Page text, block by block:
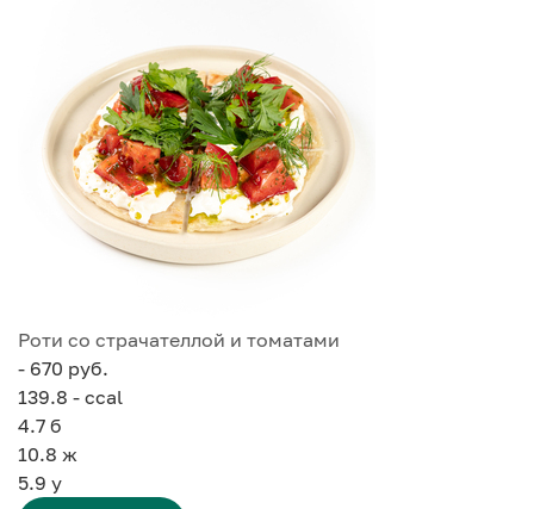
Роти со страчателлой и томатами
- 670 руб.
139.8 - ccal
4.7 б
10.8 ж
5.9 у